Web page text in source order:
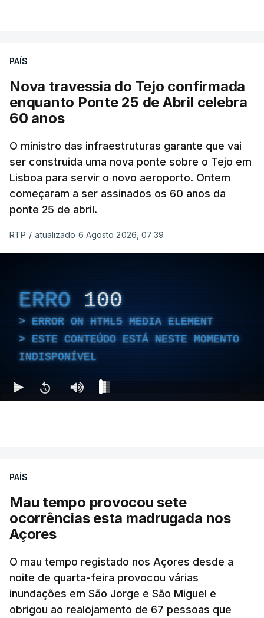
PAÍS
Nova travessia do Tejo confirmada
enquanto Ponte 25 de Abril celebra
60 anos
O ministro das infraestruturas garante que vai
ser construida uma nova ponte sobre o Tejo em
Lisboa para servir o novo aeroporto. Ontem
começaram a ser assinados os 60 anos da
ponte 25 de abril.
RTP / atualizado 6 Agosto 2026, 07:39
ERRO 100
ERROR ON HTML5 MEDIA ELEMENT
ESTE CONTEÚDO ESTÁ NESTE MOMENTO
INDISPONÍVEL
PAÍS
Mau tempo provocou sete
ocorrências esta madrugada nos
Açores
O mau tempo registado nos Açores desde a
noite de quarta-feira provocou várias
inundações em São Jorge e São Miguel e
obrigou ao realojamento de 67 pessoas que